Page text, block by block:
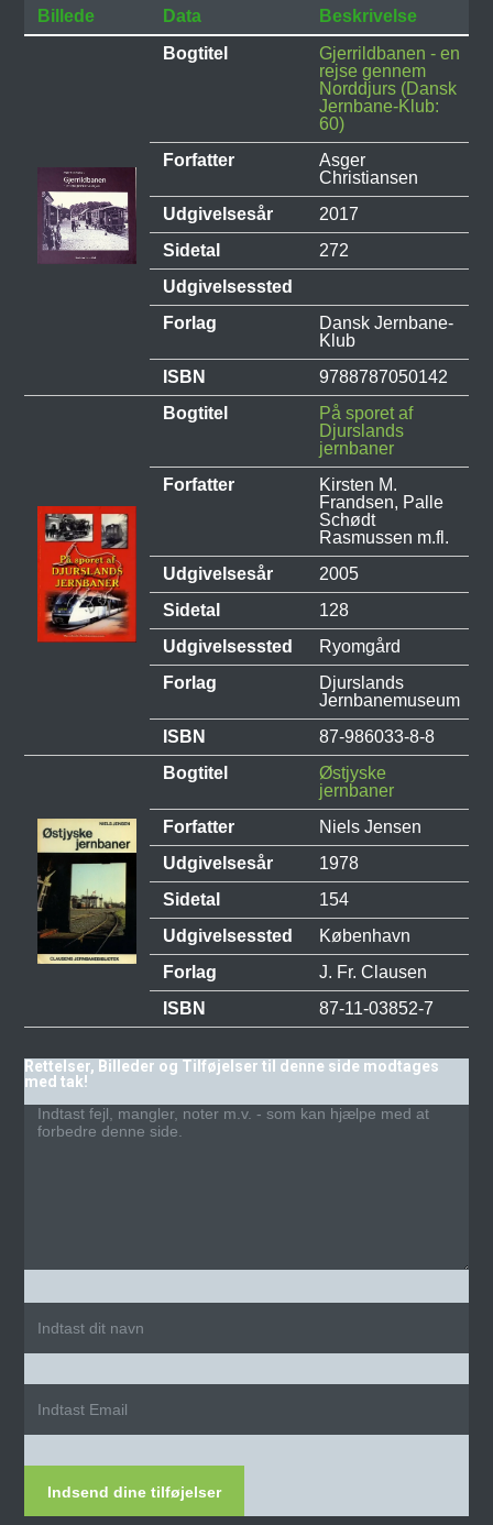
Billede
Data
Beskrivelse
Bogtitel
Gjerrildbanen - en
rejse gennem
Norddjurs (Dansk
Jernbane-Klub:
60)
Forfatter
Asger
Christiansen
Udgivelsesår
2017
Sidetal
272
Udgivelsessted
Forlag
Dansk Jernbane-
Klub
ISBN
9788787050142
Bogtitel
På sporet af
Djurslands
jernbaner
Forfatter
Kirsten M.
Frandsen, Palle
Schødt
Rasmussen m.fl.
Udgivelsesår
2005
Sidetal
128
Udgivelsessted
Ryomgård
Forlag
Djurslands
Jernbanemuseum
ISBN
87-986033-8-8
Bogtitel
Østjyske
jernbaner
Forfatter
Niels Jensen
Udgivelsesår
1978
Sidetal
154
Udgivelsessted
København
Forlag
J. Fr. Clausen
ISBN
87-11-03852-7
Rettelser, Billeder og Tilføjelser til denne side modtages
med tak!
Indsend dine tilføjelser